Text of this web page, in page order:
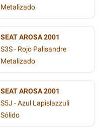
Metalizado
SEAT AROSA 2001
S3S - Rojo Palisandre
Metalizado
SEAT AROSA 2001
S5J - Azul Lapislazzuli
Sólido